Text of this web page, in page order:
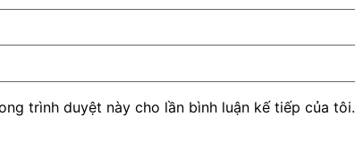
trình duyệt này cho lần bình luận kế tiếp của tôi.